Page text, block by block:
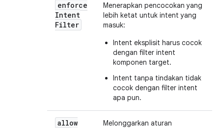
enforce
Intent
Filter
Menerapkan pencocokan yang
lebih ketat untuk intent yang
masuk:
Intent eksplisit harus cocok
dengan filter intent
komponen target.
Intent tanpa tindakan tidak
cocok dengan filter intent
apa pun.
allow
Melonggarkan aturan